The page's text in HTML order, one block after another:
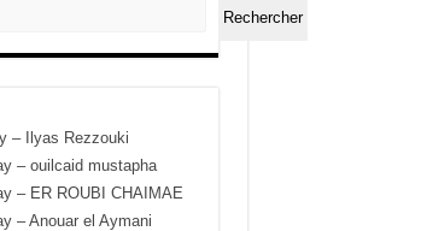
Rechercher
– Ilyas Rezzouki
– ouilcaid mustapha
– ER ROUBI CHAIMAE
– Anouar el Aymani